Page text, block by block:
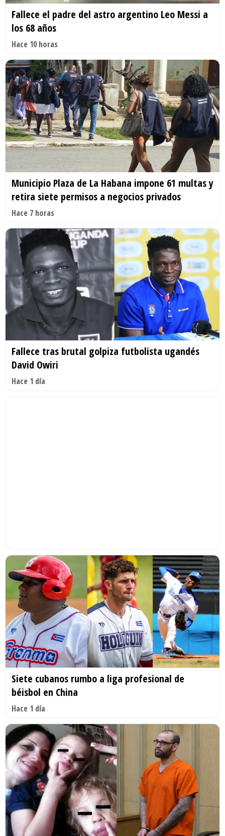
Fallece el padre del astro argentino Leo Messi a
los 68 años
Hace 10 horas
Municipio Plaza de La Habana impone 61 multas y
retira siete permisos a negocios privados
Hace 7 horas
Fallece tras brutal golpiza futbolista ugandés
David Owiri
Hace 1 día
Siete cubanos rumbo a liga profesional de
béisbol en China
Hace 1 día